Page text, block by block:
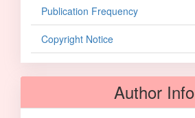
Publication Frequency
Copyright Notice
Author Info